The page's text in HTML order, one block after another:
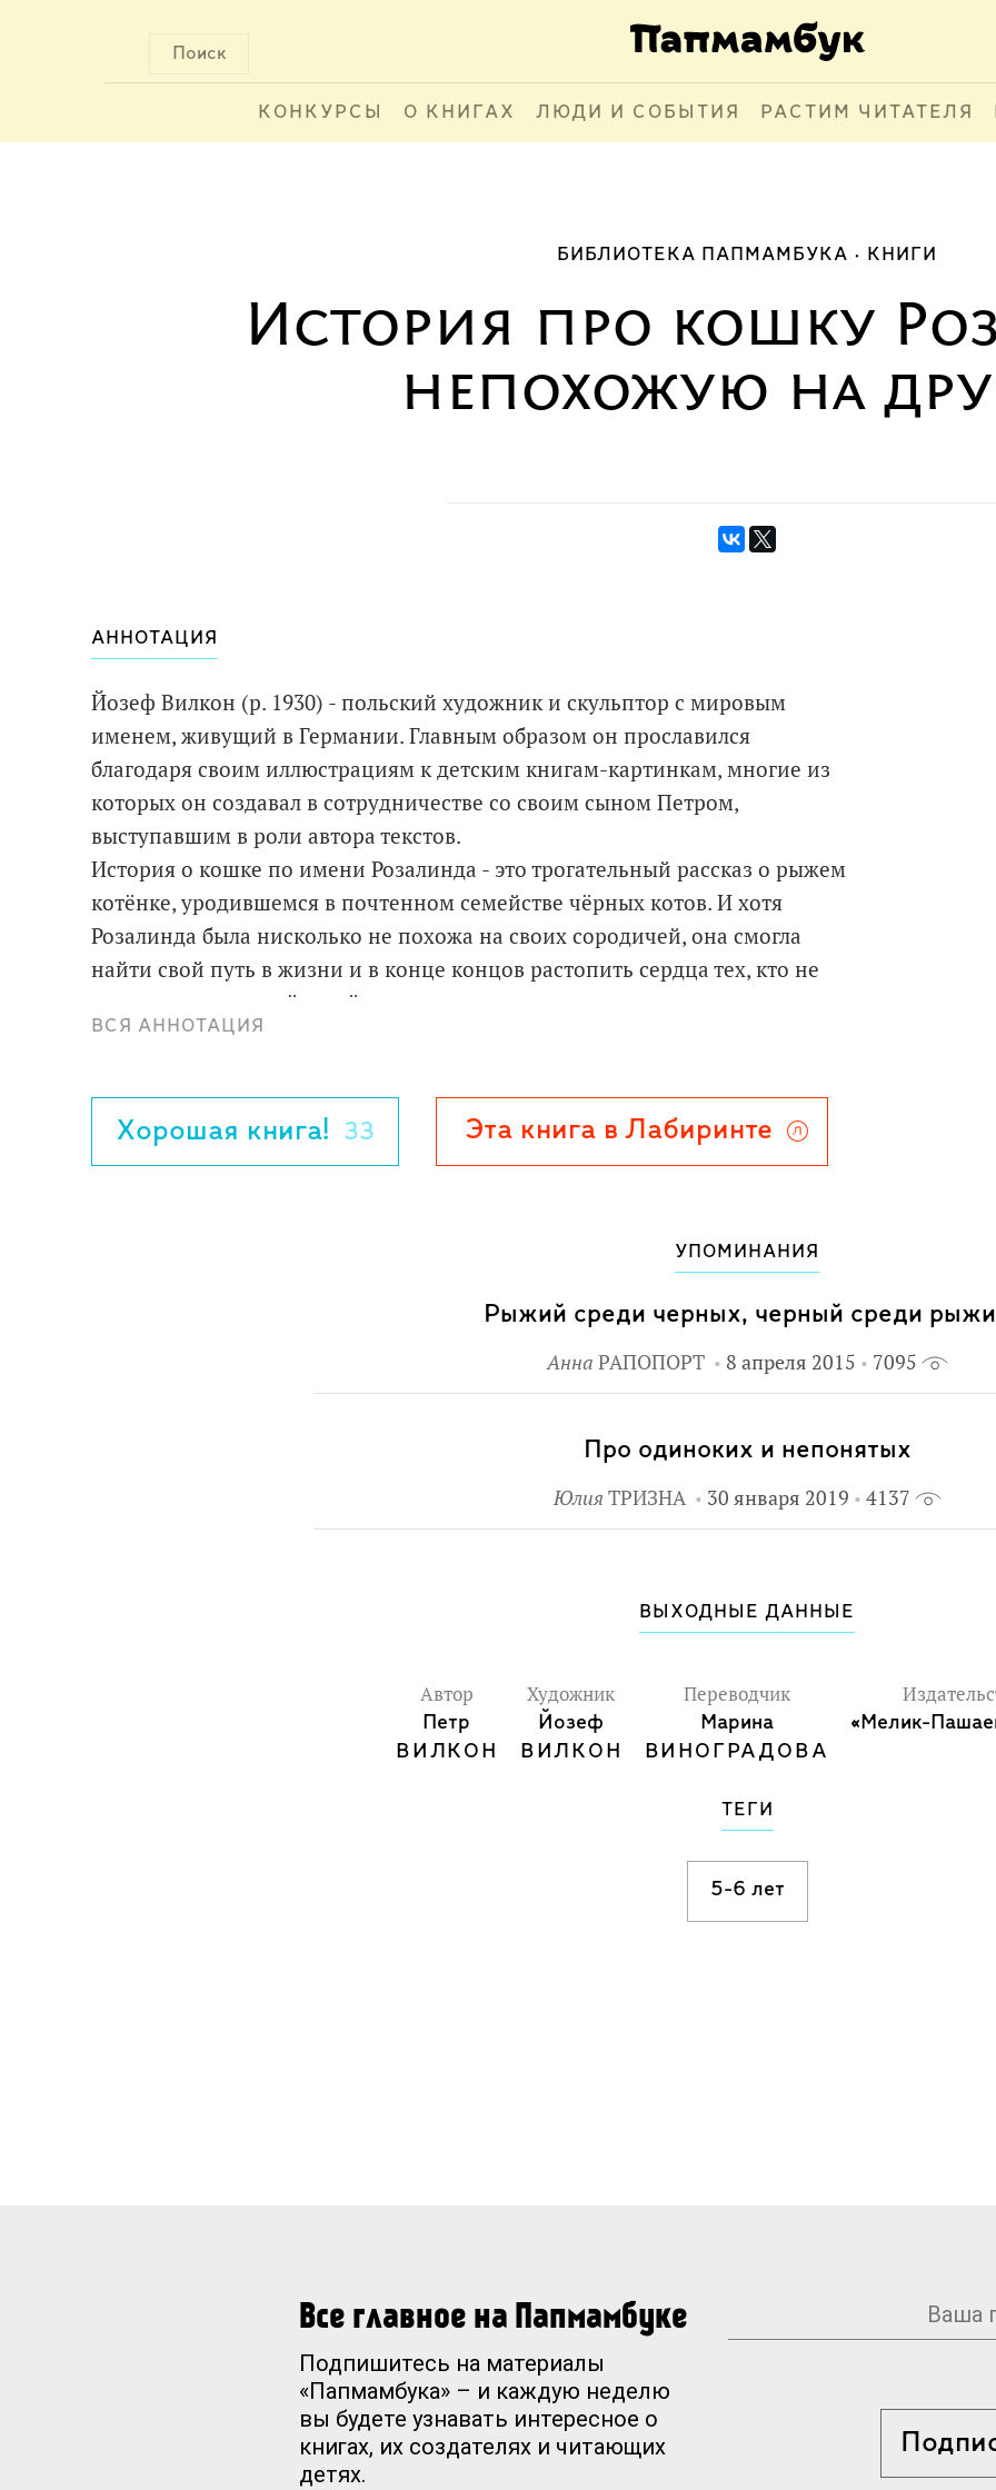
Поиск
КОНКУРСЫ О КНИГАХ ЛЮДИ И СОБЫТИЯ РАСТИМ ЧИТАТЕЛЯ
БИБЛИОТЕКА ПАПМАМБУКА КНИГИ
История про кошку
непохожую на
АННОТАЦИЯ
Йозеф Вилкон (р. 1930) - польский художник и скульптор с мировым
именем, живущий в Германии. Главным образом он прославился
благодаря своим иллюстрациям к детским книгам-картинкам, многие из
которых он создавал в сотрудничестве со своим сыном Петром,
выступавшим в роли автора текстов.
История о кошке по имени Розалинда - это трогательный рассказ о рыжем
котёнке, уродившемся в почтенном семействе чёрных котов. И хотя
Розалинда была нисколько не похожа на своих сородичей, она смогла
найти свой путь в жизни и в конце концов растопить сердца тех, кто не
желал принимать её такой, как есть.
Для дошкольного возраста.
ВСЯ АННОТАЦИЯ
Хорошая книга! 33 Эта книга в Лабиринте
УПОМИНАНИЯ
Рыжий среди черных, черный среди
Анна РАПОПОРТ 8 апреля 2015 7095
Про одиноких и непонятых
Юлия ТРИЗНА 30 января 2019 4137
ВЫХОДНЫЕ ДАННЫЕ
Автор
Петр
ВИЛКОН
Художник
Йозеф
ВИЛКОН
Переводчик
Марина
ВИНОГРАДОВА
«Мелик-
ТЕГИ
5-6 лет
Все главное на Папмамбуке
Подпишитесь на материалы
«Папмамбука» – и каждую неделю
вы будете узнавать интересное о
книгах, их создателях и читающих
детях.